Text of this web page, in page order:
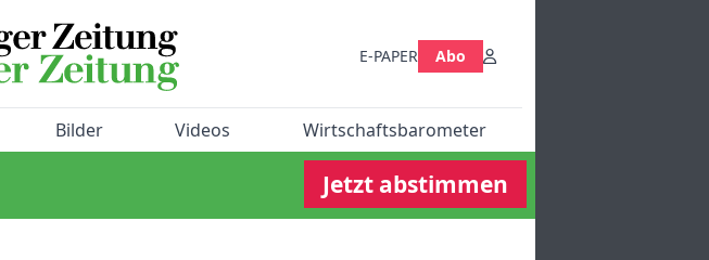
E-PAPER Abo
Bilder Videos Wirtschaftsbarometer
Jetzt abstimmen